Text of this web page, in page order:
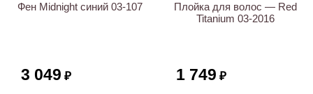
Фен Midnight синий 03-107
3 049 ₽
Плойка для волос — Red
Titanium 03-2016
1 749 ₽